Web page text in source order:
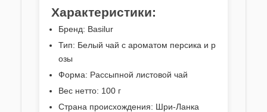
Характеристики:
Бренд: Basilur
Тип: Белый чай с ароматом персика и р
озы
Форма: Рассыпной листовой чай
Вес нетто: 100 г
Страна происхождения: Шри-Ланка